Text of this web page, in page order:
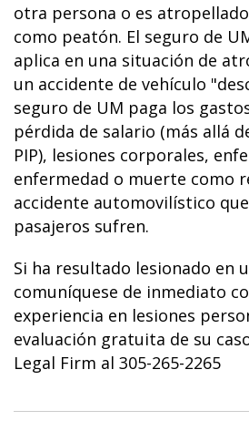
otra persona o es
como peatón. El seguro de
aplica en una situación de
un accidente de vehículo
seguro de UM paga los
pérdida de salario (más allá
PIP), lesiones corporales,
enfermedad o muerte como
accidente automovilístico
pasajeros sufren.
Si ha resultado lesionado en
comuníquese de inmediato
experiencia en lesiones
evaluación gratuita de su
Legal Firm al 305-265-2265